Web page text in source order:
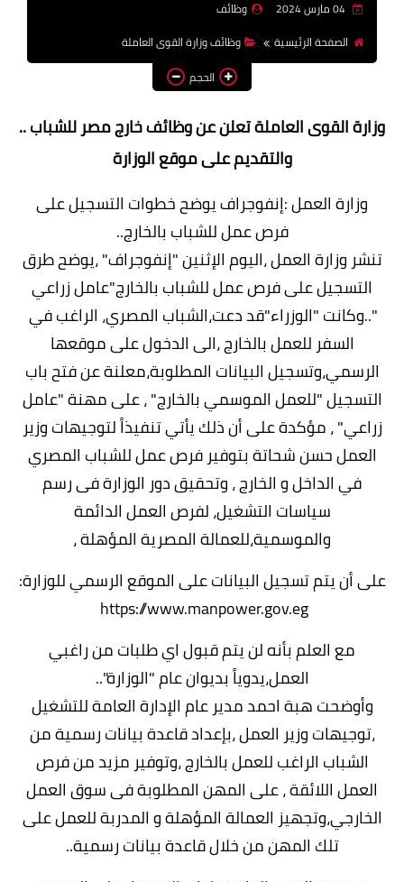
بالجامعات والمعاهد
اخبار
04 مارس 2024
وظائف
الصفحة الرئيسية
وظائف وزارة القوى العاملة
الحجم
وزارة القوى العاملة تعلن عن وظائف خارج مصر للشباب ..
والتقديم على موقع الوزارة
وزارة العمل :إنفوجراف يوضح خطوات التسجيل على
فرص عمل للشباب بالخارج..
تنشر وزارة العمل ،اليوم الإثنين "إنفوجراف" ،يوضح طرق
التسجيل على فرص عمل للشباب بالخارج"عامل زراعي
"..وكانت "الوزراء"قد دعت،الشباب المصري، الراغب في
السفر للعمل بالخارج ،الى الدخول على موقعها
الرسمي،وتسجيل البيانات المطلوبة،معلنة عن فتح باب
التسجيل "للعمل الموسمي بالخارج" ، على مهنة "عامل
زراعي" ، مؤكدة على أن ذلك يأتي تنفيذاً لتوجيهات وزير
العمل حسن شحاتة بتوفير فرص عمل للشباب المصري
في الداخل و الخارج ، وتحقيق دور الوزارة فى رسم
سياسات التشغيل، لفرص العمل الدائمة
والموسمية،للعمالة المصرية المؤهلة ،
على أن يتم تسجيل البيانات على الموقع الرسمي للوزارة:
https://www.manpower.gov.eg
مع العلم بأنه لن يتم قبول اي طلبات من راغبي
العمل،يدوياً بديوان عام "الوزارة"..
وأوضحت هبة احمد مدير عام الإدارة العامة للتشغيل
،توجيهات وزير العمل ،بإعداد قاعدة بيانات رسمية من
الشباب الراغب للعمل بالخارج ،وتوفير مزيد من فرص
العمل اللائقة ، على المهن المطلوبة فى سوق العمل
الخارجي،وتجهيز العمالة المؤهلة و المدربة للعمل على
تلك المهن من خلال قاعدة بيانات رسمية..